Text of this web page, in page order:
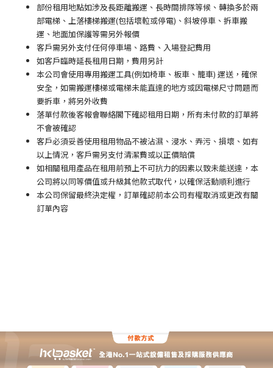
部份租用地點如涉及長距離搬運、長時間排隊等候、轉換多於兩
部電梯、上落樓梯搬運(包括壞𨋢或停電)、斜坡停車、拆車搬
運、地面加保護等需另外報價
客戶需另外支付任何停車場 、路費、入場登記費用
如客戶臨時延長租用日期，費用另計
本公司會使用專用搬運工具(例如椅車、板車、籠車) 運送，確保
安全，如需搬運樓梯或電梯未能直達的地方或因電梯尺寸問題而
要拆車，將另外收費
落單付款後客報會聯絡閣下確認租用日期，所有未付款的訂單將
不會被確認
客戶必須妥善使用租用物品不被沾濕、浸水、弄污、損壞、如有
以上情況，客戶需另支付清潔費或以正價賠償
如相關租用產品在租用前預上不可抗力的因素以致未能送達，本
公司將以同等價值或升級其他款式取代，以確保活動順利進行
本公司保留最終決定權，訂單確認前本公司有權取消或更改有關
訂單內容